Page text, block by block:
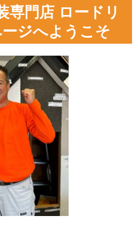
専門店 ロードリ
ジへようこそ